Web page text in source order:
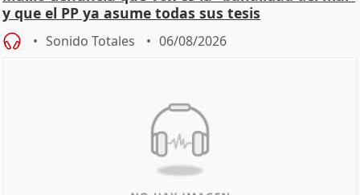
y que el PP ya asume todas sus tesis
Sonido Totales 06/08/2026